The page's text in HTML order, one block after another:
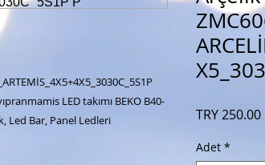
LED takımı BEKO B40-
Led Bar, Panel Ledleri
TRY 250.00
Adet *